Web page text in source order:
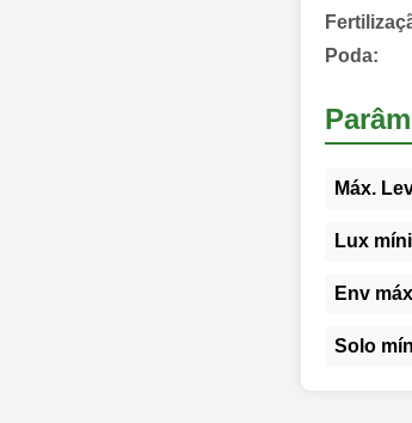
Poda:
Máx.
Lux
Env
Solo